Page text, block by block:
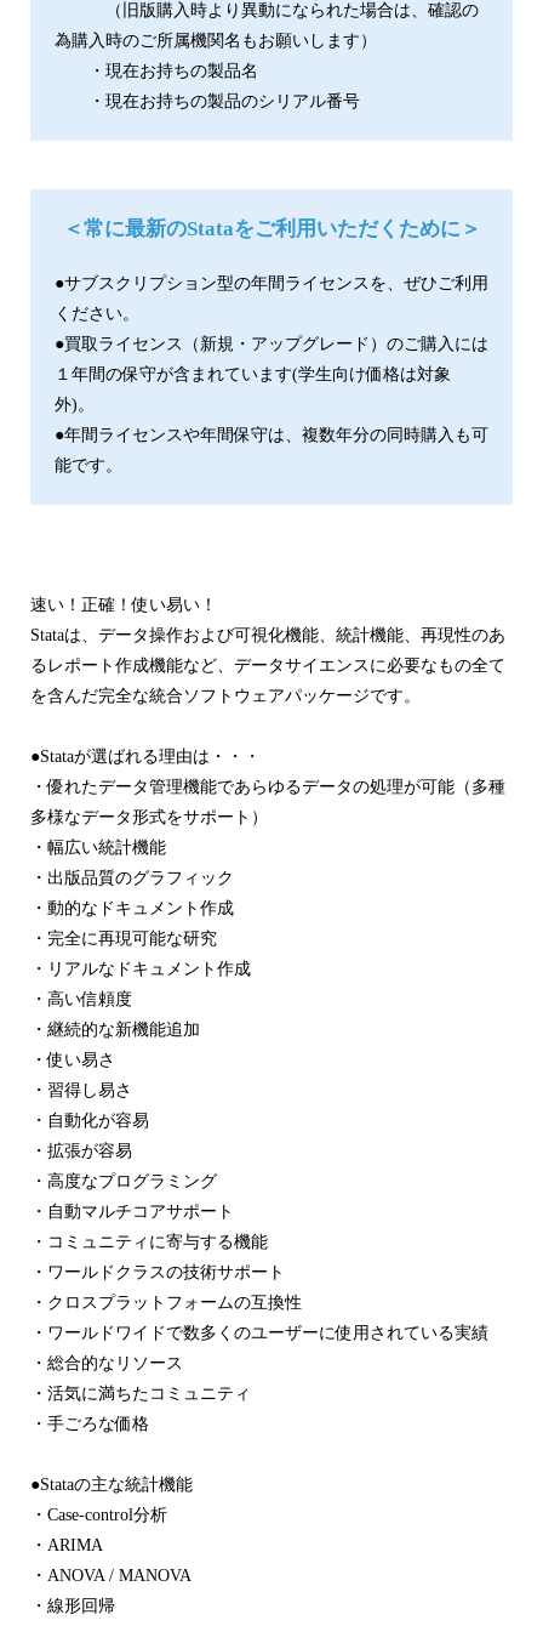
（旧版購入時より異動になられた場合は、確認の
為購入時のご所属機関名もお願いします）
・現在お持ちの製品名
・現在お持ちの製品のシリアル番号
＜常に最新のStataをご利用いただくために＞
●サブスクリプション型の年間ライセンスを、ぜひご利用
ください。
●買取ライセンス（新規・アップグレード）のご購入には
１年間の保守が含まれています(学生向け価格は対象
外)。
●年間ライセンスや年間保守は、複数年分の同時購入も可
能です。
速い！正確！使い易い！
Stataは、データ操作および可視化機能、統計機能、再現性のあ
るレポート作成機能など、データサイエンスに必要なもの全て
を含んだ完全な統合ソフトウェアパッケージです。
●Stataが選ばれる理由は・・・
・優れたデータ管理機能であらゆるデータの処理が可能（多種
多様なデータ形式をサポート）
・幅広い統計機能
・出版品質のグラフィック
・動的なドキュメント作成
・完全に再現可能な研究
・リアルなドキュメント作成
・高い信頼度
・継続的な新機能追加
・使い易さ
・習得し易さ
・自動化が容易
・拡張が容易
・高度なプログラミング
・自動マルチコアサポート
・コミュニティに寄与する機能
・ワールドクラスの技術サポート
・クロスプラットフォームの互換性
・ワールドワイドで数多くのユーザーに使用されている実績
・総合的なリソース
・活気に満ちたコミュニティ
・手ごろな価格
●Stataの主な統計機能
・Case-control分析
・ARIMA
・ANOVA / MANOVA
・線形回帰